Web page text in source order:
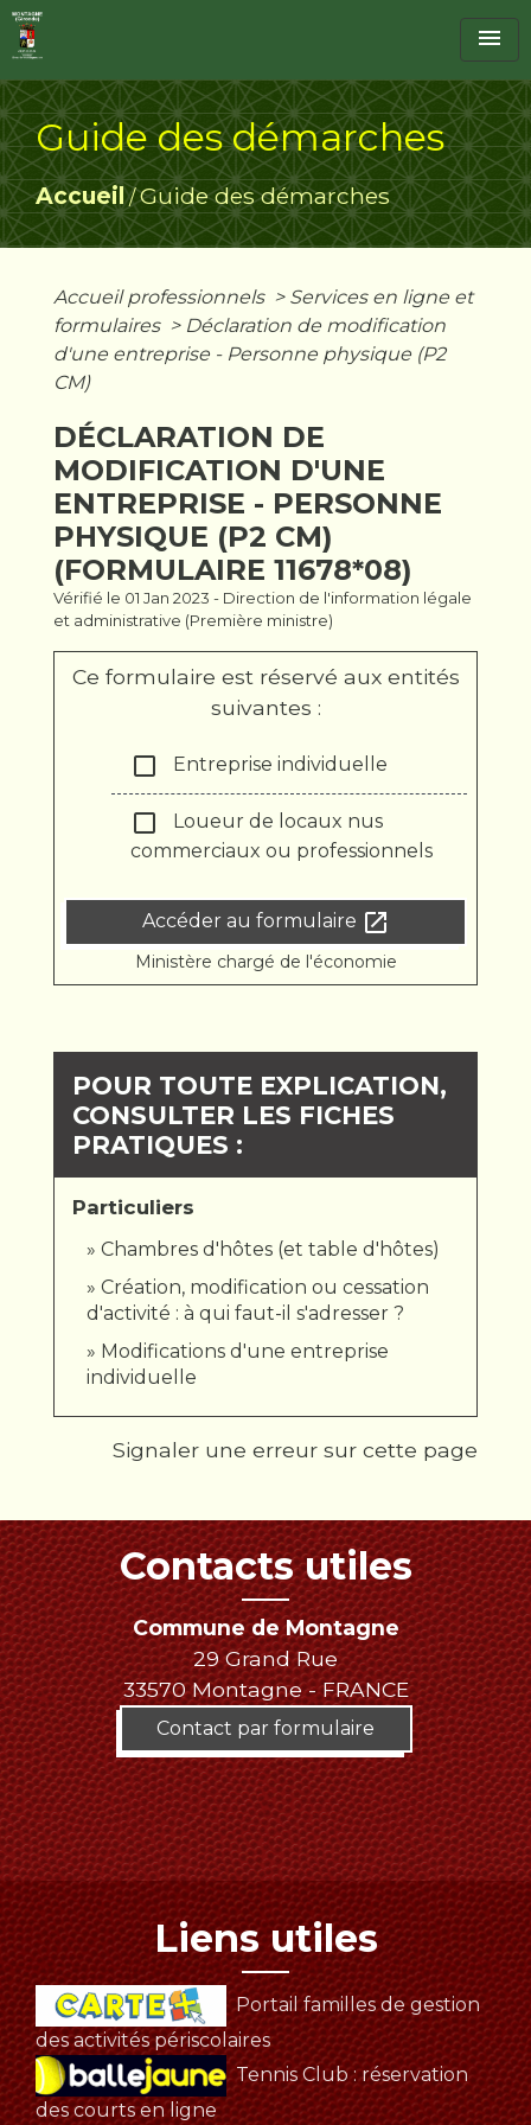
menu
Guide des démarches
Accueil/Guide des démarches
Accueil professionnels > Services en ligne et
formulaires > Déclaration de modification
d'une entreprise - Personne physique (P2
CM)
DÉCLARATION DE
MODIFICATION D'UNE
ENTREPRISE - PERSONNE
PHYSIQUE (P2 CM)
(FORMULAIRE 11678*08)
Vérifié le 01 Jan 2023 - Direction de l'information légale
et administrative (Première ministre)
Ce formulaire est réservé aux entités
suivantes :
check_box_outline_blank Entreprise individuelle
check_box_outline_blank
Loueur de locaux nus
commerciaux ou professionnels
Accéder au formulaire open_in_new
Ministère chargé de l'économie
POUR TOUTE EXPLICATION,
CONSULTER LES FICHES
PRATIQUES :
Particuliers
Chambres d'hôtes (et table d'hôtes)
Création, modification ou cessation
d'activité : à qui faut-il s'adresser ?
Modifications d'une entreprise
individuelle
Signaler une erreur sur cette page
Contacts utiles
Commune de Montagne
29 Grand Rue
33570 Montagne - FRANCE
Contact par formulaire
Liens utiles
Portail familles de gestion
des activités périscolaires
Tennis Club : réservation
des courts en ligne